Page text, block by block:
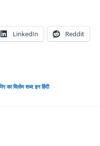
LinkedIn Reddit
का विलोम शब्द इन हिंदी